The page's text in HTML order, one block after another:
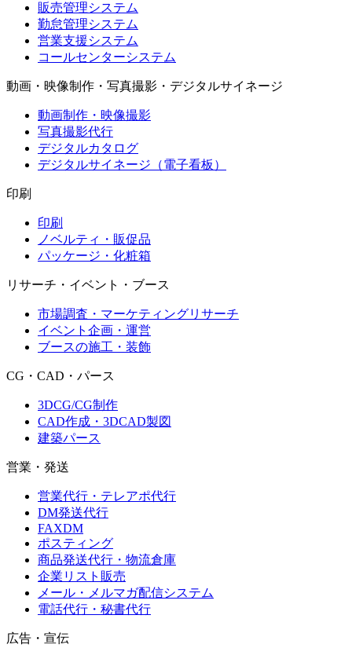
販売管理システム
勤怠管理システム
営業支援システム
コールセンターシステム
動画・映像制作・写真撮影・デジタルサイネージ
動画制作・映像撮影
写真撮影代行
デジタルカタログ
デジタルサイネージ（電子看板）
印刷
印刷
ノベルティ・販促品
パッケージ・化粧箱
リサーチ・イベント・ブース
市場調査・マーケティングリサーチ
イベント企画・運営
ブースの施工・装飾
CG・CAD・パース
3DCG/CG制作
CAD作成・3DCAD製図
建築パース
営業・発送
営業代行・テレアポ代行
DM発送代行
FAXDM
ポスティング
商品発送代行・物流倉庫
企業リスト販売
メール・メルマガ配信システム
電話代行・秘書代行
広告・宣伝